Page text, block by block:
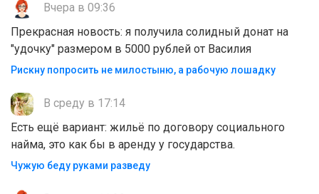
Вчера в 09:36
Прекрасная новость: я получила солидный донат на
"удочку" размером в 5000 рублей от Василия
Рискну попросить не милостыню, а рабочую лошадку
В среду в 17:14
Есть ещё вариант: жильё по договору социального
найма, это как бы в аренду у государства.
Чужую беду руками разведу